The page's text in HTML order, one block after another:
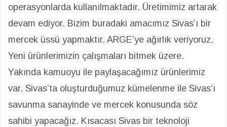
operasyonlarda kullanılmaktadır. Üretimimiz artarak
devam ediyor. Bizim buradaki amacımız Sivas’ı bir
mercek üssü yapmaktır. ARGE’ye ağırlık veriyoruz.
Yeni ürünlerimizin çalışmaları bitmek üzere.
Yakında kamuoyu ile paylaşacağımız ürünlerimiz
var. Sivas’ta oluşturduğumuz kümelenme ile Sivas’ı
savunma sanayinde ve mercek konusunda söz
sahibi yapacağız. Kısacası Sivas bir teknoloji